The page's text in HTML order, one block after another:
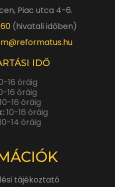
Piac utca 4-6.
(hivatali időben)
IDŐ
16 óráig
16 óráig
16 óráig
10-16 óráig
14 óráig
tájékoztató